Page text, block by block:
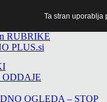
RUBRIKE
PLUS.si
ODDAJE
OGLEDA – STOP
Ta stran uporablja